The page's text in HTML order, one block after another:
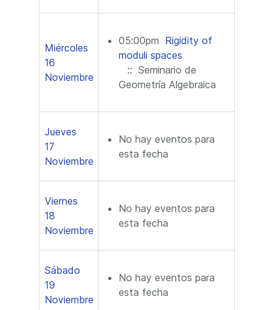
Miércoles
16
Noviembre
05:00pm Rigidity of
moduli spaces
:: Seminario de
Geometría Algebraica
Jueves
17
Noviembre
No hay eventos para
esta fecha
Viernes
18
Noviembre
No hay eventos para
esta fecha
Sábado
19
Noviembre
No hay eventos para
esta fecha